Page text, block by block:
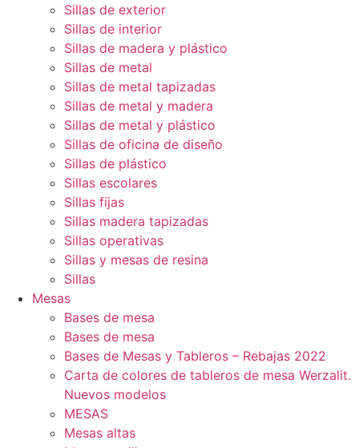
Sillas de exterior
Sillas de interior
Sillas de madera y plástico
Sillas de metal
Sillas de metal tapizadas
Sillas de metal y madera
Sillas de metal y plástico
Sillas de oficina de diseño
Sillas de plástico
Sillas escolares
Sillas fijas
Sillas madera tapizadas
Sillas operativas
Sillas y mesas de resina
Sillas
Mesas
Bases de mesa
Bases de mesa
Bases de Mesas y Tableros – Rebajas 2022
Carta de colores de tableros de mesa Werzalit.
Nuevos modelos
MESAS
Mesas altas